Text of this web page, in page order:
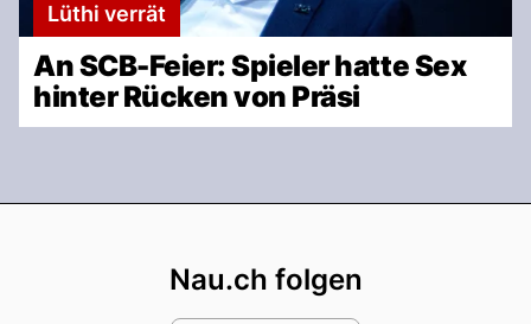
Lüthi verrät
An SCB-Feier: Spieler hatte Sex
hinter Rücken von Präsi
Nau.ch folgen